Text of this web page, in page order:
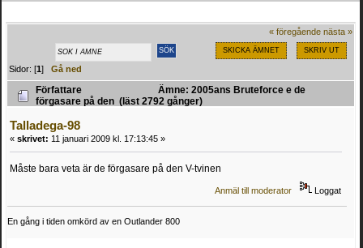
« föregående nästa »
SKICKA ÄMNET SKRIV UT
Sidor: [1]Gå ned
Författare
Ämne: 2005ans Bruteforce e de
förgasare på den (läst 2792 gånger)
Talladega-98
« skrivet: 11 januari 2009 kl. 17:13:45 »
Måste bara veta är de förgasare på den V-tvinen
Anmäl till moderator Loggat
En gång i tiden omkörd av en Outlander 800